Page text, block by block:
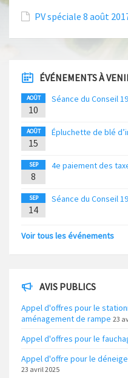
PV spéciale 8 août
ÉVÉNEMENTS À
AOÛT
10
Séance du Conseil
AOÛT
15
Épluchette de blé
SEP
8
4e paiement des
SEP
14
Séance du Conseil
Voir tous les événements
AVIS PUBLICS
Appel d'offres pour le
aménagement de rampe 23
Appel d'offres pour le
Appel d'offre pour le
23 avril 2025